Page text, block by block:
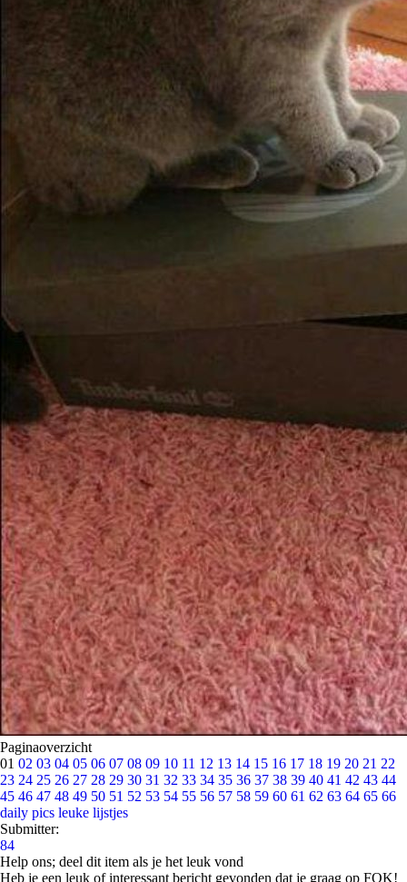
Paginaoverzicht
01 02 03 04 05 06 07 08 09 10 11 12 13 14 15 16 17 18 19 20 21 22
23 24 25 26 27 28 29 30 31 32 33 34 35 36 37 38 39 40 41 42 43 44
45 46 47 48 49 50 51 52 53 54 55 56 57 58 59 60 61 62 63 64 65 66
daily pics leuke lijstjes
Submitter:
84
Help ons; deel dit item als je het leuk vond
Heb je een leuk of interessant bericht gevonden dat je graag op FOK!